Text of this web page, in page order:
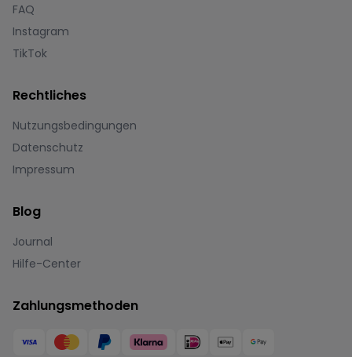
FAQ
Instagram
TikTok
Rechtliches
Nutzungsbedingungen
Datenschutz
Impressum
Blog
Journal
Hilfe-Center
Zahlungsmethoden